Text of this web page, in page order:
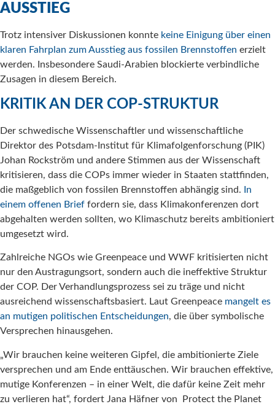
AUSSTIEG
Trotz intensiver Diskussionen konnte keine Einigung über einen
klaren Fahrplan zum Ausstieg aus fossilen Brennstoffen erzielt
werden. Insbesondere Saudi-Arabien blockierte verbindliche
Zusagen in diesem Bereich.
KRITIK AN DER COP-STRUKTUR
Der schwedische Wissenschaftler und wissenschaftliche
Direktor des Potsdam-Institut für Klimafolgenforschung (PIK)
Johan Rockström und andere Stimmen aus der Wissenschaft
kritisieren, dass die COPs immer wieder in Staaten stattfinden,
die maßgeblich von fossilen Brennstoffen abhängig sind.
In
einem offenen Brief fordern sie, dass Klimakonferenzen dort
abgehalten werden sollten, wo Klimaschutz bereits ambitioniert
umgesetzt wird.
Zahlreiche NGOs wie Greenpeace und WWF kritisierten nicht
nur den Austragungsort, sondern auch die ineffektive Struktur
der COP. Der Verhandlungsprozess sei zu träge und nicht
ausreichend wissenschaftsbasiert. Laut Greenpeace mangelt es
an mutigen politischen Entscheidungen, die über symbolische
Versprechen hinausgehen.
„Wir brauchen keine weiteren Gipfel, die ambitionierte Ziele
versprechen und am Ende enttäuschen. Wir brauchen effektive,
mutige Konferenzen – in einer Welt, die dafür keine Zeit mehr
zu verlieren hat“, fordert Jana Häfner von Protect the Planet